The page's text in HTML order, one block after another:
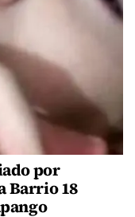
por
Barrio 18